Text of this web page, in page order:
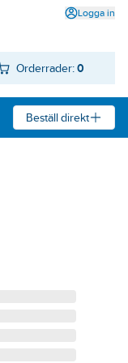
Logga in
Orderrader: 0
Beställ direkt